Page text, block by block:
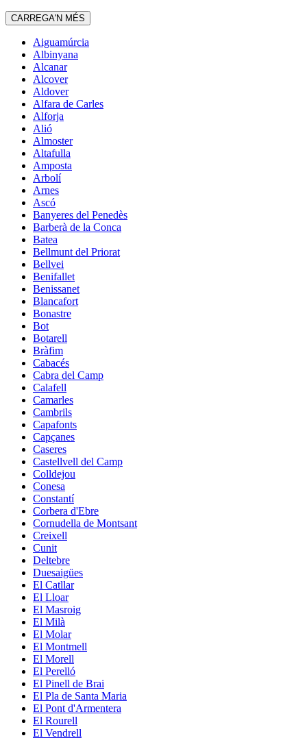
CARREGA'N MÉS
Aiguamúrcia
Albinyana
Alcanar
Alcover
Aldover
Alfara de Carles
Alforja
Alió
Almoster
Altafulla
Amposta
Arbolí
Arnes
Ascó
Banyeres del Penedès
Barberà de la Conca
Batea
Bellmunt del Priorat
Bellvei
Benifallet
Benissanet
Blancafort
Bonastre
Bot
Botarell
Bràfim
Cabacés
Cabra del Camp
Calafell
Camarles
Cambrils
Capafonts
Capçanes
Caseres
Castellvell del Camp
Colldejou
Conesa
Constantí
Corbera d'Ebre
Cornudella de Montsant
Creixell
Cunit
Deltebre
Duesaigües
El Catllar
El Lloar
El Masroig
El Milà
El Molar
El Montmell
El Morell
El Perelló
El Pinell de Brai
El Pla de Santa Maria
El Pont d'Armentera
El Rourell
El Vendrell